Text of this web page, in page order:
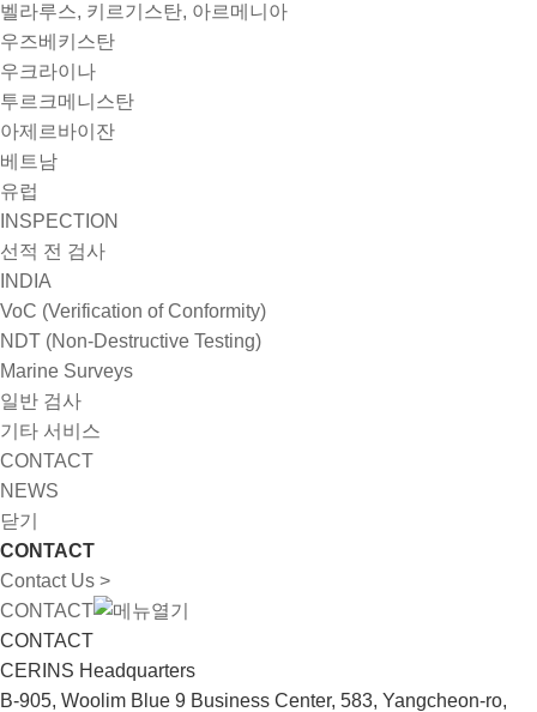
벨라루스, 키르기스탄, 아르메니아
우즈베키스탄
우크라이나
투르크메니스탄
아제르바이잔
베트남
유럽
INSPECTION
선적 전 검사
INDIA
VoC (Verification of Conformity)
NDT (Non-Destructive Testing)
Marine Surveys
일반 검사
기타 서비스
CONTACT
NEWS
닫기
CONTACT
Contact Us >
CONTACT
CONTACT
CERINS Headquarters
B-905, Woolim Blue 9 Business Center, 583, Yangcheon-ro,